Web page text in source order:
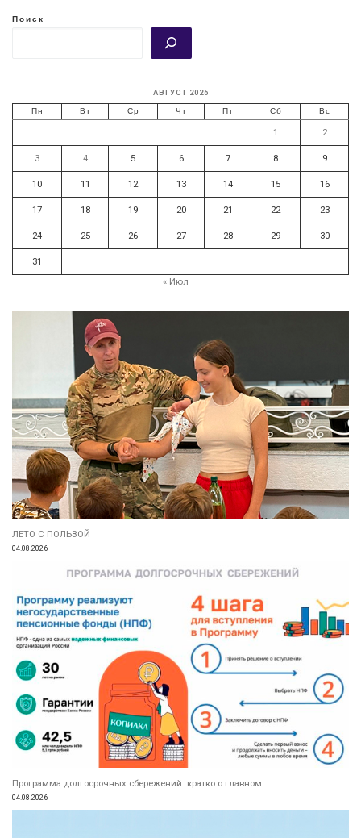
Поиск
АВГУСТ 2026
Пн Вт Ср Чт Пт Сб Вс
1 2
3 4 5 6 7 8 9
10 11 12 13 14 15 16
17 18 19 20 21 22 23
24 25 26 27 28 29 30
31
« Июл
ЛЕТО С ПОЛЬЗОЙ
04.08.2026
Программа долгосрочных сбережений: кратко о главном
04.08.2026